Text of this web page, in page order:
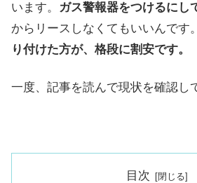
います。
ガス警報器をつけるにし
からリースしなくてもいいんです。
り付けた方が、格段に割安です。
一度、記事を読んで現状を確認し
目次